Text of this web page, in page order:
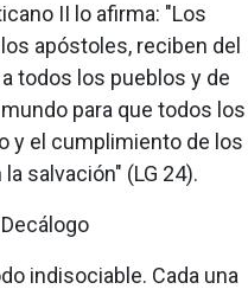
II lo afirma: "Los
apóstoles, reciben del
todos los pueblos y de
para que todos los
y el cumplimiento de los
salvación" (LG 24).
indisociable. Cada una